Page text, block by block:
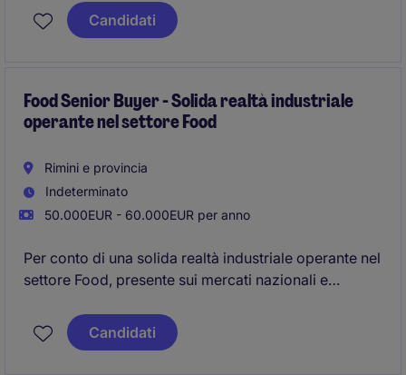
ruolo richiede un approccio strategico per garantire
la continuità e l'efficienza delle forniture.
Candidati
Food Senior Buyer - Solida realtà industriale
operante nel settore Food
Rimini e provincia
Indeterminato
50.000EUR - 60.000EUR per anno
Per conto di una solida realtà industriale operante nel
settore Food, presente sui mercati nazionali e
sviluppo, siamo alla ricerca di un/una Food Senior
Buyer da inserire all'interno della funzione
Candidati